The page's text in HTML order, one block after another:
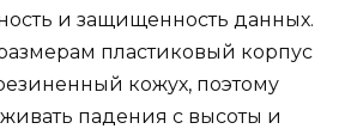
и защищенность данных.
пластиковый корпус
кожух, поэтому
падения с высоты и